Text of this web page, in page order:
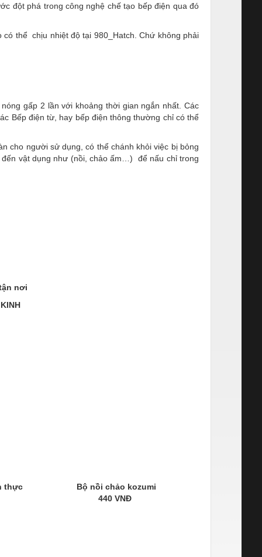
đột phá trong công nghệ chế tạo bếp điện qua đó
thể chịu nhiệt độ tại 980_Hatch. Chứ không phải
gấp 2 lần với khoảng thời gian ngắn nhất. Các
Bếp điện từ, hay bếp điện thông thường chỉ có thể
cho người sử dụng, có thể chánh khỏi việc bị bỏng
vật dụng như (nồi, chảo ấm…) để nấu chỉ trong
nơi
thực
Bộ nồi chảo kozumi
440 VNĐ